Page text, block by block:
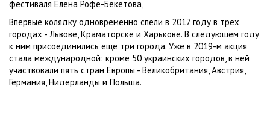
фестиваля Елена Рофе-Бекетова,
Впервые колядку одновременно спели в 2017 году в трех
городах - Львове, Краматорске и Харькове. В следующем году
к ним присоединились еще три города. Уже в 2019-м акция
стала международной: кроме 50 украинских городов, в ней
участвовали пять стран Европы - Великобритания, Австрия,
Германия, Нидерланды и Польша.